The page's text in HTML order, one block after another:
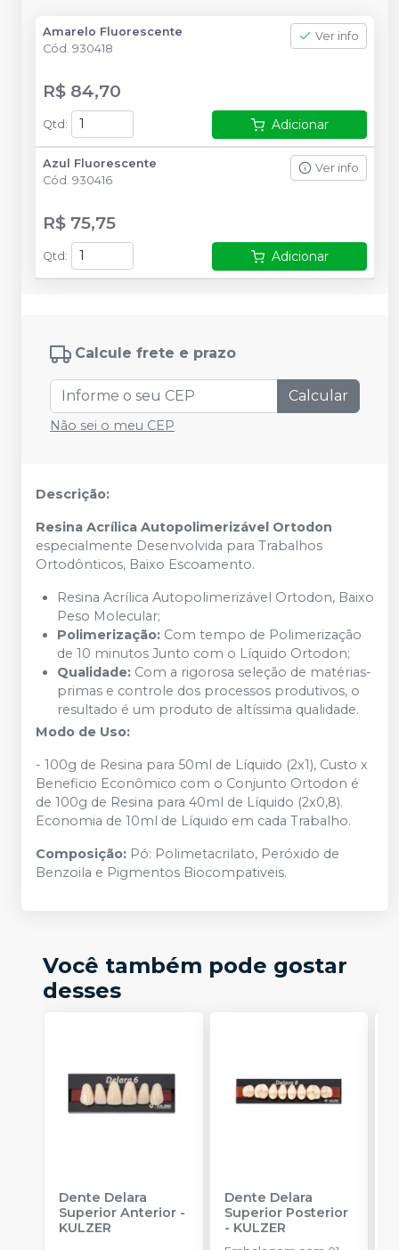
Amarelo Fluorescente
Cód. 930418
Ver info
R$ 84,70
Qtd : Adicionar
Azul Fluorescente
Cód. 930416
Ver info
R$ 75,75
Qtd : Adicionar
Calcule frete e prazo
Calcular
Não sei o meu CEP
Descrição:
Resina Acrílica Autopolimerizável Ortodon
especialmente Desenvolvida para Trabalhos
Ortodônticos, Baixo Escoamento.
Resina Acrílica Autopolimerizável Ortodon, Baixo
Peso Molecular;
Polimerização: Com tempo de Polimerização
de 10 minutos Junto com o Líquido Ortodon;
Qualidade: Com a rigorosa seleção de matérias-
primas e controle dos processos produtivos, o
resultado é um produto de altíssima qualidade.
Modo de Uso:
- 100g de Resina para 50ml de Líquido (2x1), Custo x
Beneficio Econômico com o Conjunto Ortodon é
de 100g de Resina para 40ml de Líquido (2x0,8).
Economia de 10ml de Líquido em cada Trabalho.
Composição: Pó: Polimetacrilato, Peróxido de
Benzoila e Pigmentos Biocompativeis.
Você também pode gostar
desses
Dente Delara
Superior Anterior -
KULZER
Dente Delara
Superior Posterior
- KULZER